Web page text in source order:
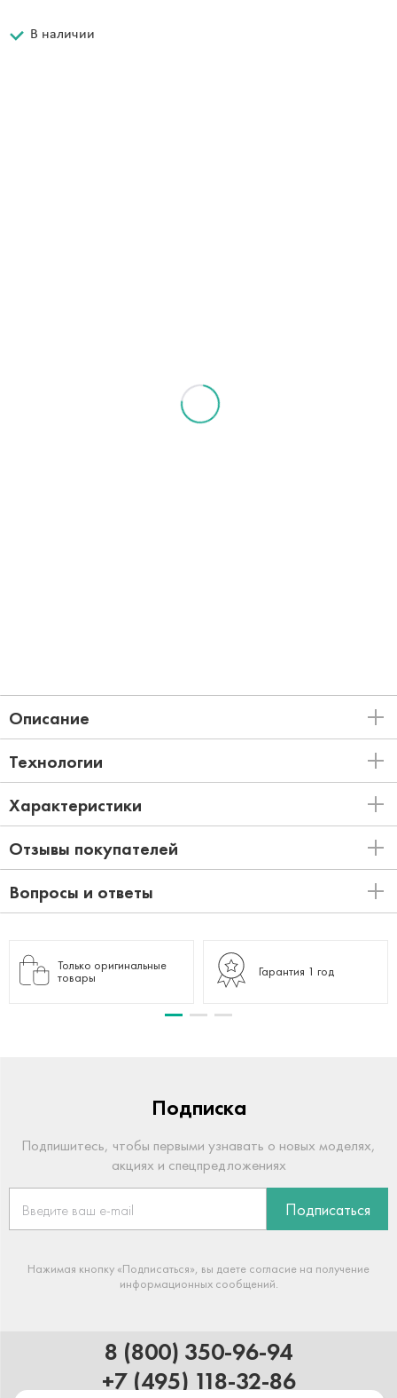
В наличии
Описание
Технологии
Характеристики
Отзывы покупателей
Вопросы и ответы
Только оригинальные
товары
Гарантия 1 год
Подписка
Подпишитесь, чтобы первыми узнавать о новых моделях,
акциях и спецпредложениях
Подписаться
Нажимая кнопку «Подписаться», вы даете согласие на получение
информационных сообщений.
8 (800) 350-96-94
+7 (495) 118-32-86